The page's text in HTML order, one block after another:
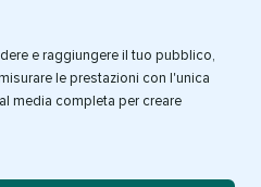
e raggiungere il tuo pubblico,
le prestazioni con l'unica
media completa per creare